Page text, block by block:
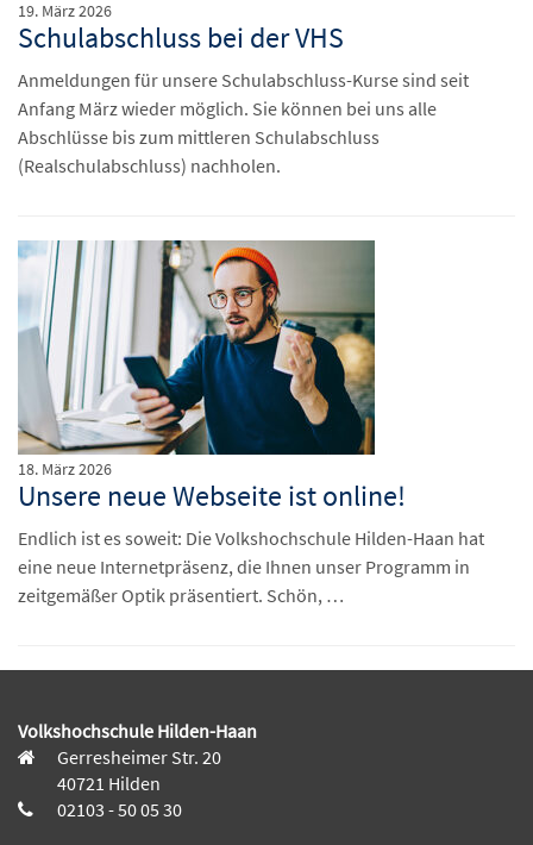
19. März 2026
Schulabschluss bei der VHS
Anmeldungen für unsere Schulabschluss-Kurse sind seit
Anfang März wieder möglich. Sie können bei uns alle
Abschlüsse bis zum mittleren Schulabschluss
(Realschulabschluss) nachholen.
18. März 2026
Unsere neue Webseite ist online!
Endlich ist es soweit: Die Volkshochschule Hilden-Haan hat
eine neue Internetpräsenz, die Ihnen unser Programm in
zeitgemäßer Optik präsentiert. Schön, …
Volkshochschule Hilden-Haan
Gerresheimer Str. 20
40721 Hilden
02103 - 50 05 30